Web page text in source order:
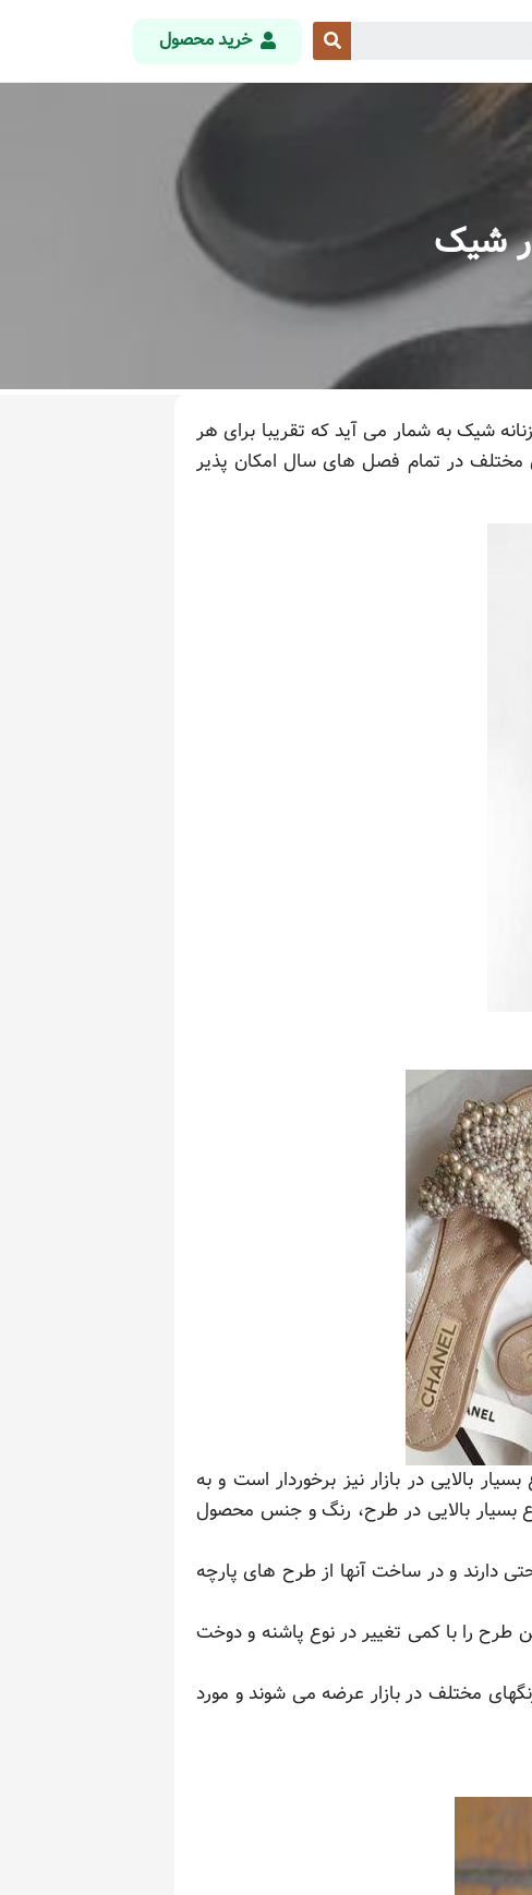
خرید محصول
شیک
شیک به شمار می آید که تقریبا برای هر
مختلف در تمام فصل های سال امکان پذیر
بالایی در بازار نیز برخوردار است و به
بسیار بالایی در طرح، رنگ و جنس محصول
دارند و در ساخت آنها از طرح های پارچه
طرح را با کمی تغییر در نوع پاشنه و دوخت
مختلف در بازار عرضه می شوند و مورد